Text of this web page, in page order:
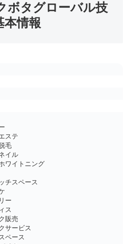
ボタグローバル技
本情報
ステ
毛
イル
ワイトニング
チスペース
ー
ス
販売
サービス
ペース